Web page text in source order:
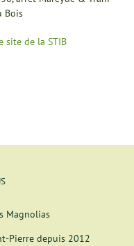
Bois
site de la STIB
Magnolias
Pierre depuis 2012